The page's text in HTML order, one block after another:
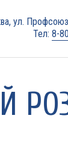
ул.
Тел: 8-